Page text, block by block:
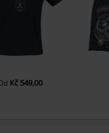
Kč 549,00